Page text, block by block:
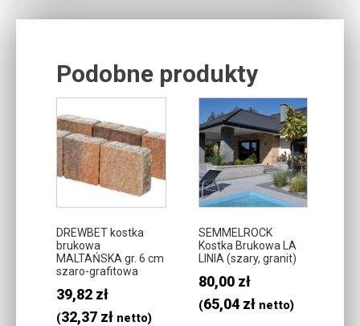
Podobne produkty
DREWBET kostka
brukowa
MALTAŃSKA gr. 6 cm
szaro-grafitowa
39,82 zł
(32,37 zł netto)
SEMMELROCK
Kostka Brukowa LA
LINIA (szary, granit)
80,00 zł
(65,04 złnetto)